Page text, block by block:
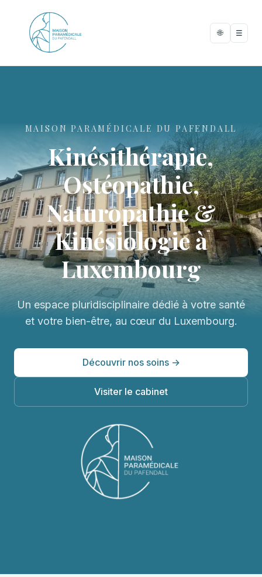
🌐 ☰
MAISON PARAMÉDICALE DU PAFENDALL
Kinésithérapie,
Ostéopathie,
Naturopathie &
Kinésiologie à
Luxembourg
Un espace pluridisciplinaire dédié à votre santé
et votre bien-être, au cœur du Luxembourg.
Découvrir nos soins →
Visiter le cabinet